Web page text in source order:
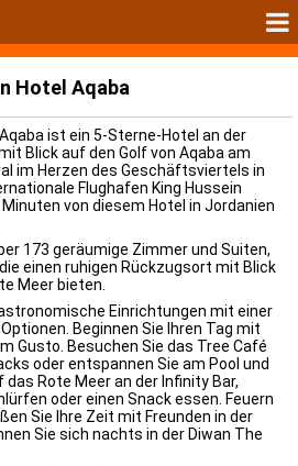
Hotel Aqaba
ist ein 5-Sterne-Hotel an der
Blick auf den Golf von Aqaba am
im Herzen des Geschäftsviertels in
Flughafen King Hussein
von diesem Hotel in Jordanien
173 geräumige Zimmer und Suiten,
einen ruhigen Rückzugsort mit Blick
Meer bieten.
Einrichtungen mit einer
Beginnen Sie Ihren Tag mit
Gusto. Besuchen Sie das Tree Café
oder entspannen Sie am Pool und
Rote Meer an der Infinity Bar,
oder einen Snack essen. Feuern
Sie Ihre Zeit mit Freunden in der
Sie sich nachts in der Diwan The